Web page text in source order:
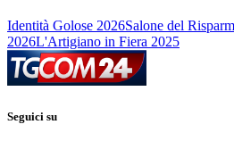
Identità Golose 2026Salone del
2026L'Artigiano in Fiera 2025
Seguici su